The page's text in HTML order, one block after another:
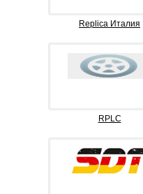
Replica Италия
RPLC